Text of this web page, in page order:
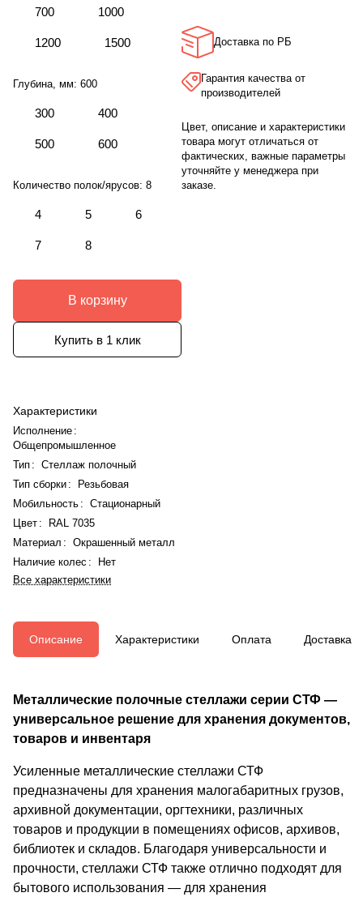
700 1000
1200 1500
Глубина, мм: 600
300 400
500 600
Количество полок/ярусов: 8
4 5 6
7 8
В корзину
Купить в 1 клик
Характеристики
Исполнение :
Общепромышленное
Тип : Стеллаж полочный
Тип сборки:
Резьбовая
Мобильность : Стационарный
Цвет :
RAL 7035
Материал : Окрашенный металл
Наличие колес :
Нет
Все характеристики
Доставка по РБ
Гарантия качества от
производителей
Цвет, описание и характеристики
товара могут отличаться от
фактических, важные параметры
уточняйте у менеджера при
заказе.
Описание Характеристики Оплата Доставка
Металлические полочные стеллажи серии СТФ —
универсальное решение для хранения документов,
товаров и инвентаря
Усиленные металлические стеллажи СТФ
предназначены для хранения малогабаритных грузов,
архивной документации, оргтехники, различных
товаров и продукции в помещениях офисов, архивов,
библиотек и складов. Благодаря универсальности и
прочности, стеллажи СТФ также отлично подходят для
бытового использования — для хранения